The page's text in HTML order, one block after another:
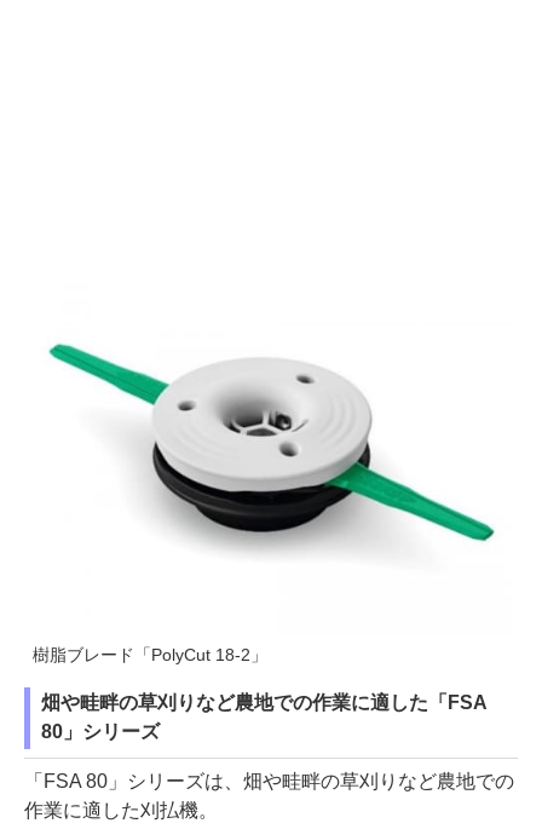
樹脂ブレード「PolyCut 18-2」
畑や畦畔の草刈りなど農地での作業に適した「FSA
80」シリーズ
「FSA 80」シリーズは、畑や畦畔の草刈りなど農地での
作業に適した刈払機。